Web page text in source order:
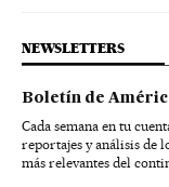
NEWSLETTERS
Boletín de
Cada semana en tu
reportajes y análisis de
más relevantes del